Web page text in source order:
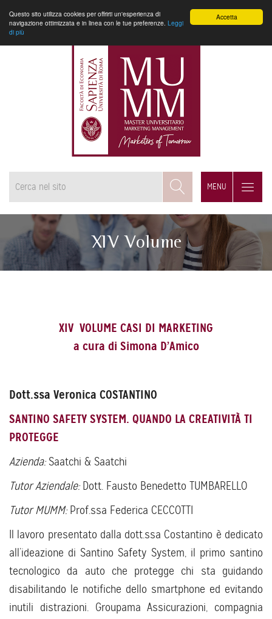
Accetta
Questo sito utilizza cookies per offrirti un'esperienza di
navigazione ottimizzata e in linea con le tue preferenze. Leggi
di più
MENU
XIV Volume
XIV VOLUME CASI DI MARKETING
a cura di Simona D’Amico
Dott.ssa Veronica COSTANTINO
SANTINO SAFETY SYSTEM. QUANDO LA CREATIVITÀ TI
PROTEGGE
Azienda:Saatchi & Saatchi
Tutor Aziendale: Dott. Fausto Benedetto TUMBARELLO
Tutor MUMM: Prof.ssa Federica CECCOTTI
Il lavoro presentato dalla dott.ssa Costantino è dedicato
all’ideazione di Santino Safety System, il primo santino
tecnologico da auto che protegge chi sta guidando
disabilitando le notifiche dello smartphone ed evitando
inutili distrazioni. Groupama Assicurazioni, compagnia